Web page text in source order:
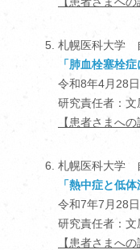
札幌医科大学
「肺血栓塞栓
令和8年4月28
研究責任者：
【患者さまへ
札幌医科大学
「熱中症と低
令和7年7月28
研究責任者：
【患者さまへ